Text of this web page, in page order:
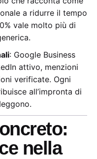
a ridurre il tempo
vale molto più di
: Google Business
attivo, menzioni
verificate. Ogni
all’impronta di
nella